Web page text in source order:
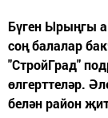
Бүген Ырыңгы
соң балалар
"СтройГрад"
өлгерттеләр.
белән район